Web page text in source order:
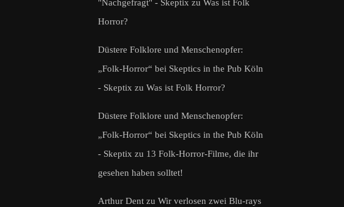
"Nachgefragt" - Skeptix zu Was ist Folk
Horror?
Düstere Folklore und Menschenopfer:
„Folk-Horror“ bei Skeptics in the Pub Köln
- Skeptix zu Was ist Folk Horror?
Düstere Folklore und Menschenopfer:
„Folk-Horror“ bei Skeptics in the Pub Köln
- Skeptix zu 13 Folk-Horror-Filme, die ihr
gesehen haben solltet!
Arthur Dent zu Wir verlosen zwei Blu-rays